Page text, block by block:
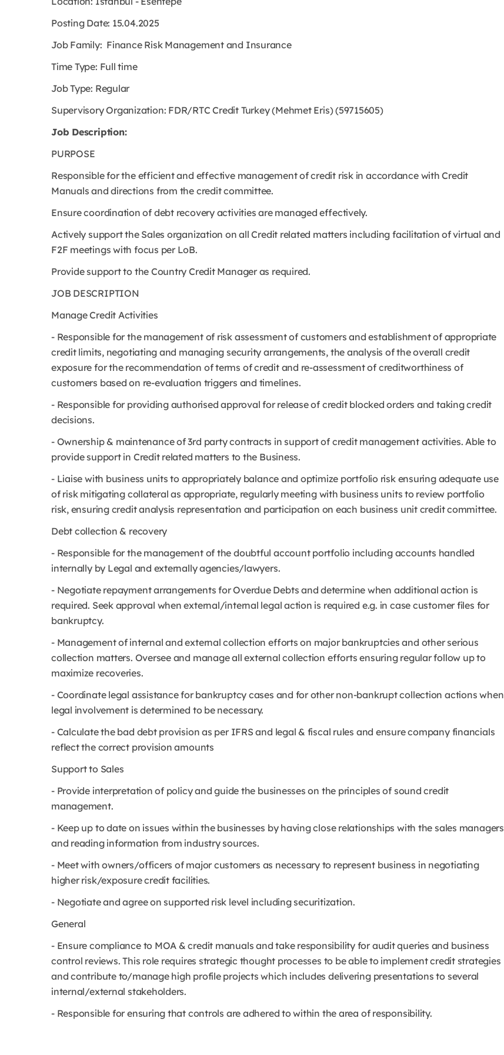
Posting Date: 15.04.2025
Job Family: Finance Risk Management and Insurance
Time Type: Full time
Job Type: Regular
Supervisory Organization: FDR/RTC Credit Turkey (Mehmet Eris) (59715605)
Job Description:
PURPOSE
Responsible for the efficient and effective management of credit risk in accordance with Credit
Manuals and directions from the credit committee.
Ensure coordination of debt recovery activities are managed effectively.
Actively support the Sales organization on all Credit related matters including facilitation of virtual and
F2F meetings with focus per LoB.
Provide support to the Country Credit Manager as required.
JOB DESCRIPTION
Manage Credit Activities
- Responsible for the management of risk assessment of customers and establishment of appropriate
credit limits, negotiating and managing security arrangements, the analysis of the overall credit
exposure for the recommendation of terms of credit and re-assessment of creditworthiness of
customers based on re-evaluation triggers and timelines.
- Responsible for providing authorised approval for release of credit blocked orders and taking credit
decisions.
- Ownership & maintenance of 3rd party contracts in support of credit management activities. Able to
provide support in Credit related matters to the Business.
- Liaise with business units to appropriately balance and optimize portfolio risk ensuring adequate use
of risk mitigating collateral as appropriate, regularly meeting with business units to review portfolio
risk, ensuring credit analysis representation and participation on each business unit credit committee.
Debt collection & recovery
- Responsible for the management of the doubtful account portfolio including accounts handled
internally by Legal and externally agencies/lawyers.
- Negotiate repayment arrangements for Overdue Debts and determine when additional action is
required. Seek approval when external/internal legal action is required e.g. in case customer files for
bankruptcy.
- Management of internal and external collection efforts on major bankruptcies and other serious
collection matters. Oversee and manage all external collection efforts ensuring regular follow up to
maximize recoveries.
- Coordinate legal assistance for bankruptcy cases and for other non-bankrupt collection actions when
legal involvement is determined to be necessary.
- Calculate the bad debt provision as per IFRS and legal & fiscal rules and ensure company financials
reflect the correct provision amounts
Support to Sales
- Provide interpretation of policy and guide the businesses on the principles of sound credit
management.
- Keep up to date on issues within the businesses by having close relationships with the sales managers
and reading information from industry sources.
- Meet with owners/officers of major customers as necessary to represent business in negotiating
higher risk/exposure credit facilities.
- Negotiate and agree on supported risk level including securitization.
General
- Ensure compliance to MOA & credit manuals and take responsibility for audit queries and business
control reviews. This role requires strategic thought processes to be able to implement credit strategies
and contribute to/manage high profile projects which includes delivering presentations to several
internal/external stakeholders.
- Responsible for ensuring that controls are adhered to within the area of responsibility.